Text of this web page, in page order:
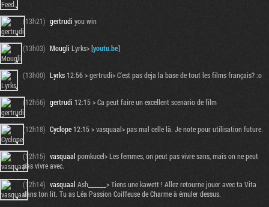
(13h21) gertrudi you win
(13h03) Mougli Lyrks> [youtu.be]
(13h00) Lyrks 12:56 > gertrudi> C'est pas deja la base de tout les films français? :o
(12h56) gertrudi 12:15 > Ca peut faire un excellent scenario de film
(12h18) Cyclope 12:15 > vasquaal> pas mal celle là. Je note pour utilisation future.
(12h15) vasquaal pomkucel> Les femmes, on peut pas vivre sans, mais on ne peut
pas vivre avec.
(12h14) vasquaal Ash______> Tiens une kawett ! Allez retourne jouer avec ta Vita
dans ton lit. Tu as Léa Passion Coiffeuse de Charme à émuler dessus.